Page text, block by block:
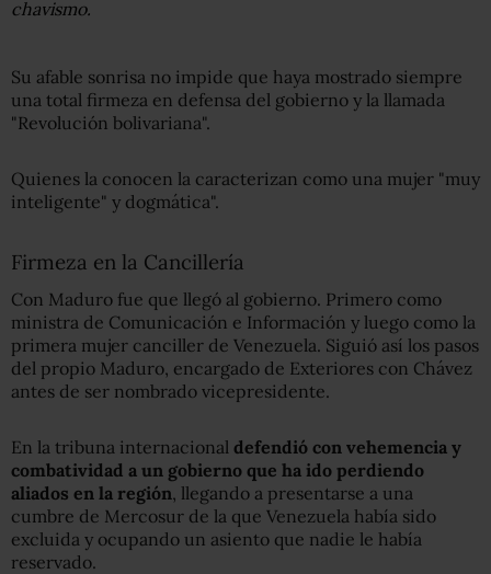
chavismo.
Su afable sonrisa no impide que haya mostrado siempre
una total firmeza en defensa del gobierno y la llamada
"Revolución bolivariana".
Quienes la conocen la caracterizan como una mujer "muy
inteligente" y dogmática".
Firmeza en la Cancillería
Con Maduro fue que llegó al gobierno. Primero como
ministra de Comunicación e Información y luego como la
primera mujer canciller de Venezuela. Siguió así los pasos
del propio Maduro, encargado de Exteriores con Chávez
antes de ser nombrado vicepresidente.
En la tribuna internacional defendió con vehemencia y
combatividad a un gobierno que ha ido perdiendo
aliados en la región , llegando a presentarse a una
cumbre de Mercosur de la que Venezuela había sido
excluida y ocupando un asiento que nadie le había
reservado.